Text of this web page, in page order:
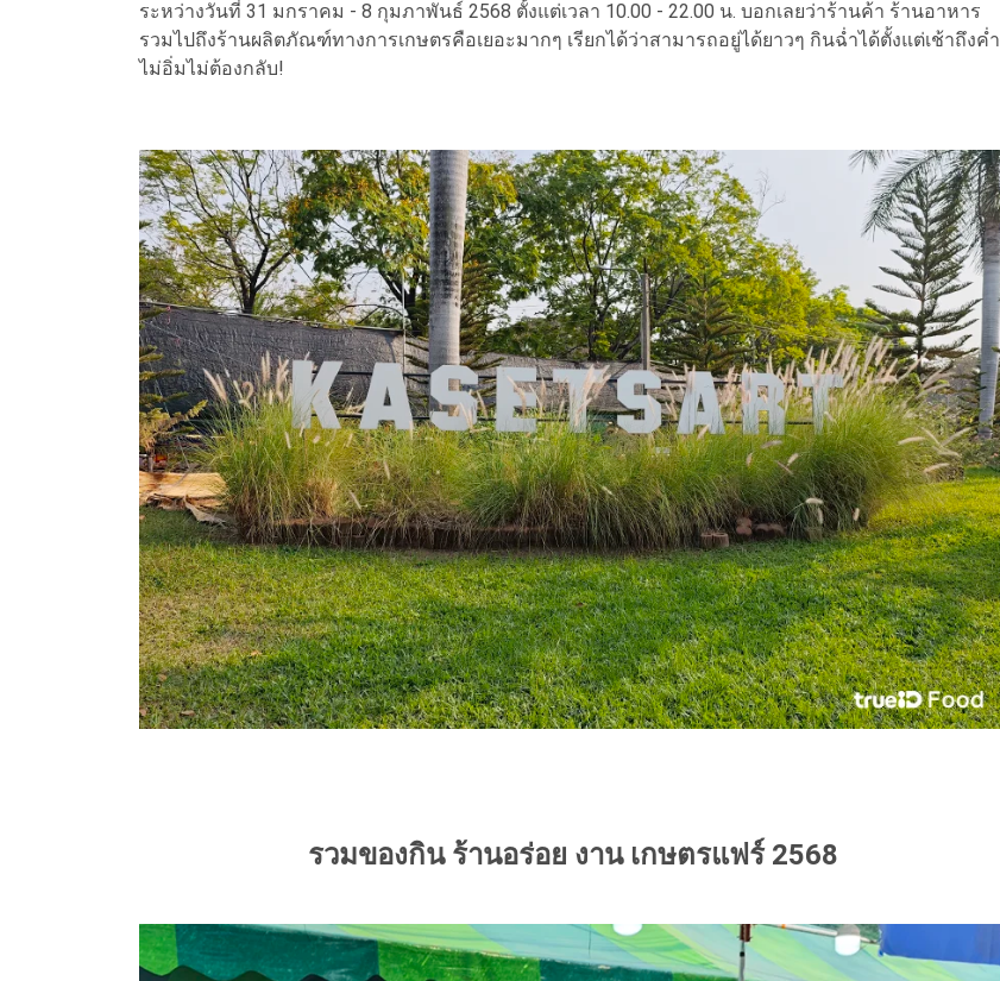
ระหว่างวันที่ 31 มกราคม - 8 กุมภาพันธ์ 2568 ตั้งแต่เวลา 10.00 - 22.00 น. บอกเลยว่าร้านค้า ร้านอาหาร
รวมไปถึงร้านผลิตภัณฑ์ทางการเกษตรคือเยอะมากๆ เรียกได้ว่าสามารถอยู่ได้ยาวๆ กินฉ่ำได้ตั้งแต่เช้าถึงค่ำ
ไม่อิ่มไม่ต้องกลับ!
รวมของกิน ร้านอร่อย งาน เกษตรแฟร์ 2568